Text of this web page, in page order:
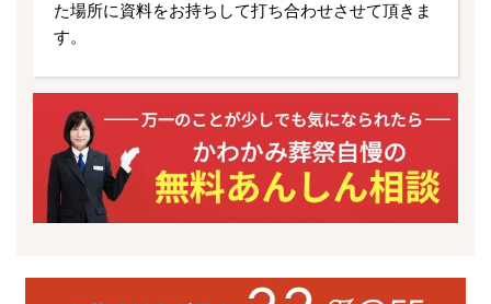
た場所に資料をお持ちして打ち合わせさせて頂きま
す。